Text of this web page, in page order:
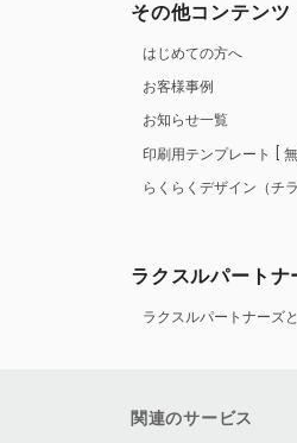
その他コンテンツ
はじめての方へ
お客様事例
お知らせ一覧
印刷用テンプレート
らくらくデザイン（チラ
ラクスルパート
ラクスルパートナーズ
関連のサービス